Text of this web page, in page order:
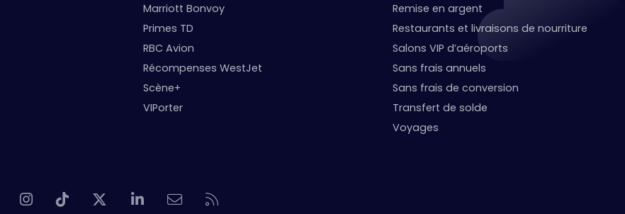
Marriott Bonvoy
Primes TD
RBC Avion
Récompenses WestJet
Scène+
VIPorter
Remise en argent
Restaurants et livraisons de nourriture
Salons VIP d’aéroports
Sans frais annuels
Sans frais de conversion
Transfert de solde
Voyages